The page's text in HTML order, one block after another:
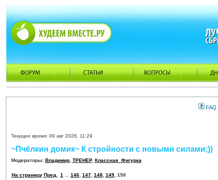
FAQ
Текущее время: 09 авг 2026, 11:29
~Пчёлкин домик~ К стройности с новыми силами;))
Модераторы: Владимир, ТРЕНЕР, Классная_Фигурка
На страницу Пред. 1 146, 147, 148, 149, 150